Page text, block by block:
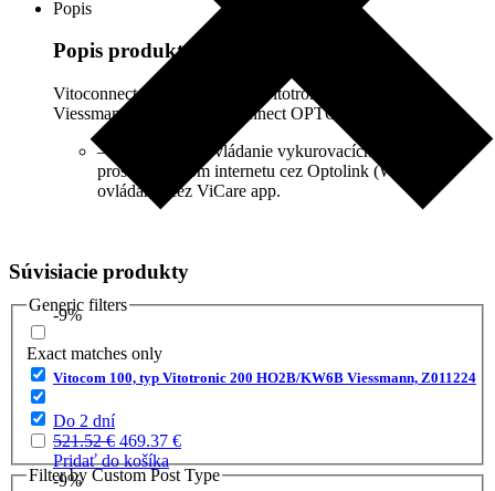
Generic filters
Exact matches only
Filter by Custom Post Type
Popis
Popis produktu
Vitoconnect 100-OPTO2 typ Vitotronic 200 KW6B
Viessmann. Náhrada Vitoconnect OPTO1.
– Pre diaľkové ovládanie vykurovacích zariadení
prostredníctvom internetu cez Optolink (WLAN),
ovládanie cez ViCare app.
Súvisiacie produkty
-9%
Vitocom 100, typ Vitotronic 200 HO2B/KW6B Viessmann, Z011224
Do 2 dní
521.52€ Pôvodná
cena
bola:
469.37 €Aktuálna
cena
je:
Pridať do košíka
-9%